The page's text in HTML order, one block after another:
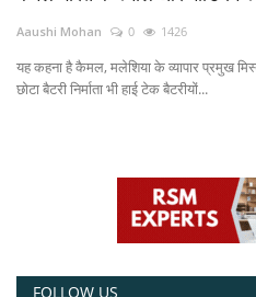
Power ON
Aaushi Mohan 0 1426
यह कहना है कैमल, मलेशिया के व्यापार प्रमुख
छोटा बैटरी निर्माता भी हाई टेक बैटरीयों...
FOLLOW US